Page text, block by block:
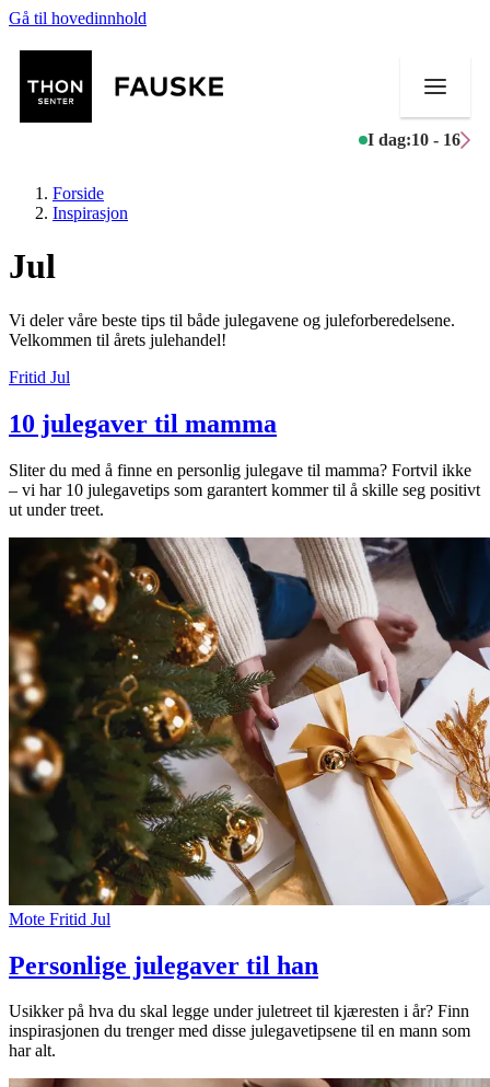
Gå til hovedinnhold
I dag:10 - 16
Mat og drikke
Helse
Aktiviteter
Tilbud
Inspirasjon
Søk
Åpningstider
Praktisk informasjon
Ledige stillinger
Magasin
Gavekort
Finn frem
Forside
Inspirasjon
Jul
Vi deler våre beste tips til både julegavene og juleforberedelsene.
Velkommen til årets julehandel!
Fritid Jul
10 julegaver til mamma
Sliter du med å finne en personlig julegave til mamma? Fortvil ikke
– vi har 10 julegavetips som garantert kommer til å skille seg positivt
ut under treet.
Mote Fritid Jul
Personlige julegaver til han
Usikker på hva du skal legge under juletreet til kjæresten i år? Finn
inspirasjonen du trenger med disse julegavetipsene til en mann som
har alt.